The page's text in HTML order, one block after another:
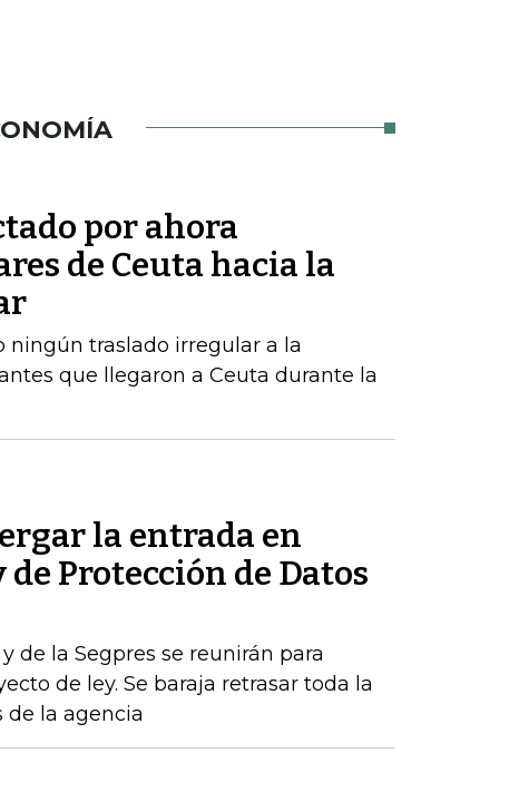
por ahora
de Ceuta hacia la
ningún traslado irregular a la
que llegaron a Ceuta durante la
la entrada en
Protección de Datos
de la Segpres se reunirán para
de ley. Se baraja retrasar toda la
de la agencia